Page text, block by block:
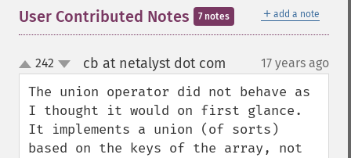
＋ add a note
User Contributed Notes 7 notes
up
down
242 cb at netalyst dot com 17 years ago
The union operator did not behave as
I thought it would on first glance.
It implements a union (of sorts)
based on the keys of the array, not